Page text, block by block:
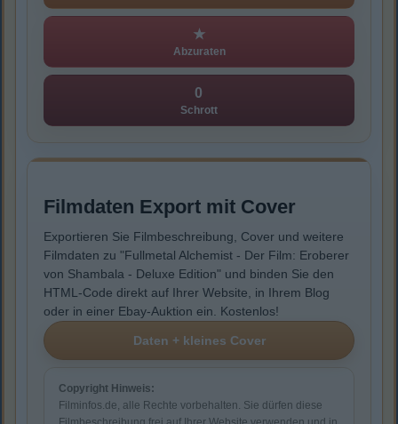
★
Abzuraten
0
Schrott
Filmdaten Export mit Cover
Exportieren Sie Filmbeschreibung, Cover und weitere
Filmdaten zu "Fullmetal Alchemist - Der Film: Eroberer
von Shambala - Deluxe Edition" und binden Sie den
HTML-Code direkt auf Ihrer Website, in Ihrem Blog
oder in einer Ebay-Auktion ein. Kostenlos!
Copyright Hinweis:
Filminfos.de, alle Rechte vorbehalten. Sie dürfen diese